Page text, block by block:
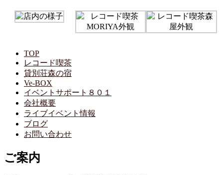
TOP
レコード喫茶
貸別荘森の宿
Ve-BOX
イベントサポート８０１
会社概要
ライブイベント情報
ブログ
お問い合わせ
ご案内